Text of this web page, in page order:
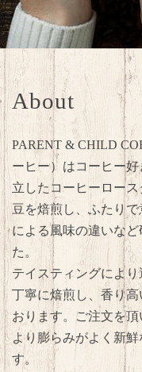
About
PARENT & CHILD
ーヒー）はコーヒー
立したコーヒーロー
豆を焙煎し、ふたり
による風味の違いな
た。
テイスティングによ
丁寧に焙煎し、香り
おります。ご注文を
より膨らみがよく新
す。